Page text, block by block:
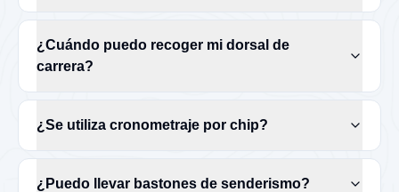
¿Cuándo puedo recoger mi dorsal de
carrera?
¿Se utiliza cronometraje por chip?
¿Puedo llevar bastones de senderismo?